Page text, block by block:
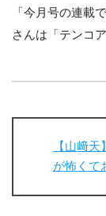
「今月号の連載
さんは「テンコ
【山﨑
が怖くて